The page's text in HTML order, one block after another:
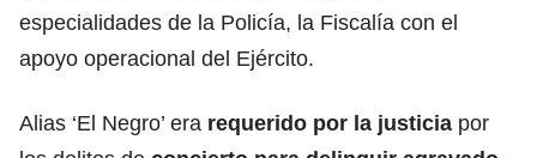
especialidades de la Policía, la Fiscalía con el
apoyo operacional del Ejército.
Alias ‘El Negro’ era requerido por la justicia por